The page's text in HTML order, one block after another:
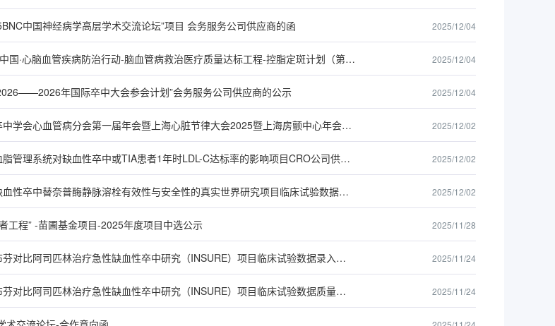
中国神经病学高层学术交流论坛”项目 会务服务公司供应商的函 2025/12/04
中国卒中学会关于招募 “健康中国·心脑血管疾病防治行动-脑血管病救治医疗质量达标工程-控脂定斑计划（第三期）”项目 会务服务公司供应商的函 2025/12/04
年国际卒中大会参会计划”会务服务公司供应商的公示 2025/12/04
中国卒中学会关于招募中国卒中学会心血管病分会第一届年会暨上海心脏节律大会2025暨上海房颤中心年会2025会务服务公司供应商的函 2025/12/02
中国卒中学会关于招募智慧血脂管理系统对缺血性卒中或TIA患者1年时LDL-C达标率的影响项目CRO公司供应商的公示 2025/12/02
中国卒中学会关于招募急性缺血性卒中替奈普酶静脉溶栓有效性与安全性的真实世界研究项目临床试验数据监查供应商的公示 2025/12/02
工程” -苗圃基金项目-2025年度项目中选公示 2025/11/28
中国卒中学会关于招募吲哚布芬对比阿司匹林治疗急性缺血性卒中研究（INSURE）项目临床试验数据录入供应商的函 2025/11/24
中国卒中学会关于招募吲哚布芬对比阿司匹林治疗急性缺血性卒中研究（INSURE）项目临床试验数据质量监查供应商的函 2025/11/24